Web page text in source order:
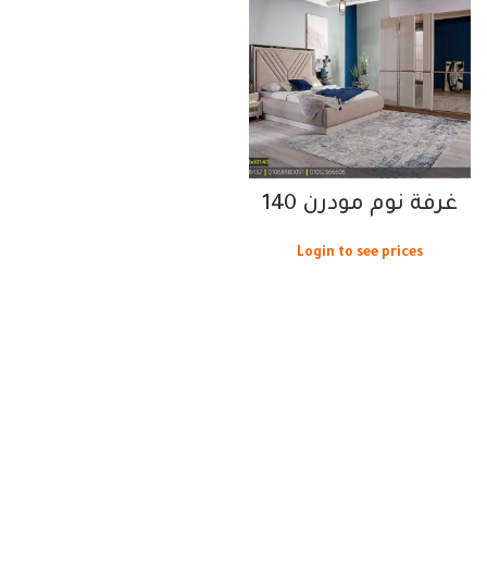
غرفة نوم مودرن 140
Login to see prices